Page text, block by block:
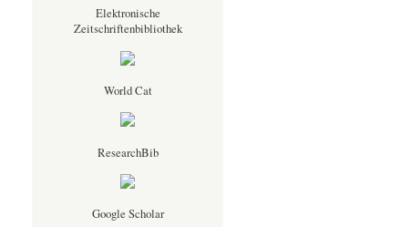
Elektronische
Zeitschriftenbibliothek
World Cat
ResearchBib
Google Scholar